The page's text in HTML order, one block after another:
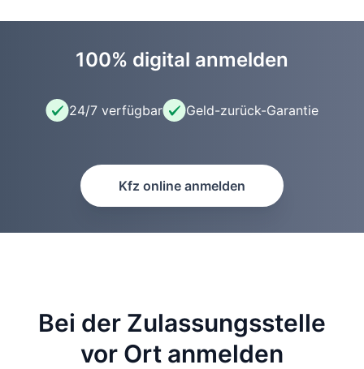
100% digital anmelden
24/7 verfügbar Geld-zurück-Garantie
Kfz online anmelden
Bei der Zulassungsstelle
vor Ort anmelden